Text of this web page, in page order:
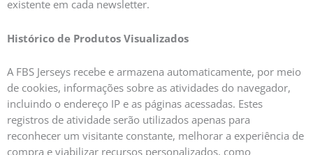
existente em cada newsletter.
Histórico de Produtos Visualizados
A FBS Jerseys recebe e armazena automaticamente, por meio
de cookies, informações sobre as atividades do navegador,
incluindo o endereço IP e as páginas acessadas. Estes
registros de atividade serão utilizados apenas para
reconhecer um visitante constante, melhorar a experiência de
compra e viabilizar recursos personalizados, como